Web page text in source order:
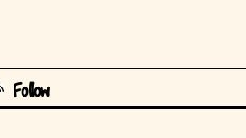
Follow